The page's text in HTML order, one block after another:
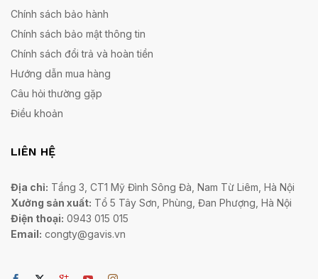
Chính sách bảo hành
Chính sách bảo mật thông tin
Chính sách đổi trả và hoàn tiền
Hướng dẫn mua hàng
Câu hỏi thường gặp
Điều khoản
LIÊN HỆ
Địa chỉ: Tầng 3, CT1 Mỹ Đình Sông Đà, Nam Từ Liêm, Hà Nội
Xưởng sản xuất: Tổ 5 Tây Sơn, Phùng, Đan Phượng, Hà Nội
Điện thoại: 0943 015 015
Email: congty@gavis.vn